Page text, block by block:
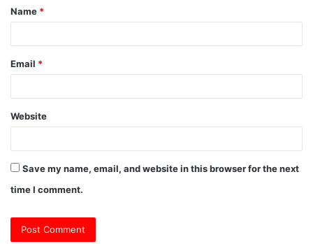
*
Name *
Email *
Website
Save my name, email, and website in this browser for the next
time I comment.